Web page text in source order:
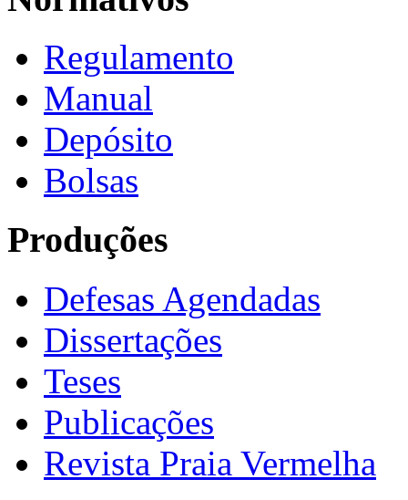
Regulamento
Manual
Depósito
Bolsas
Produções
Defesas Agendadas
Dissertações
Teses
Publicações
Revista Praia Vermelha